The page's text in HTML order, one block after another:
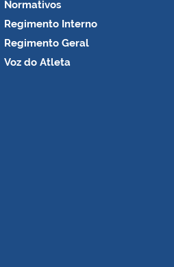
Normativos
Regimento Interno
Regimento Geral
Voz do Atleta